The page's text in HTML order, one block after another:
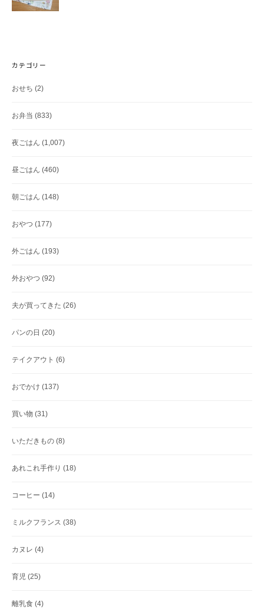
カテゴリー
おせち (2)
お弁当 (833)
夜ごはん (1,007)
昼ごはん (460)
朝ごはん (148)
おやつ (177)
外ごはん (193)
外おやつ (92)
夫が買ってきた (26)
パンの日 (20)
テイクアウト (6)
おでかけ (137)
買い物 (31)
いただきもの (8)
あれこれ手作り (18)
コーヒー (14)
ミルクフランス (38)
カヌレ (4)
育児 (25)
離乳食 (4)